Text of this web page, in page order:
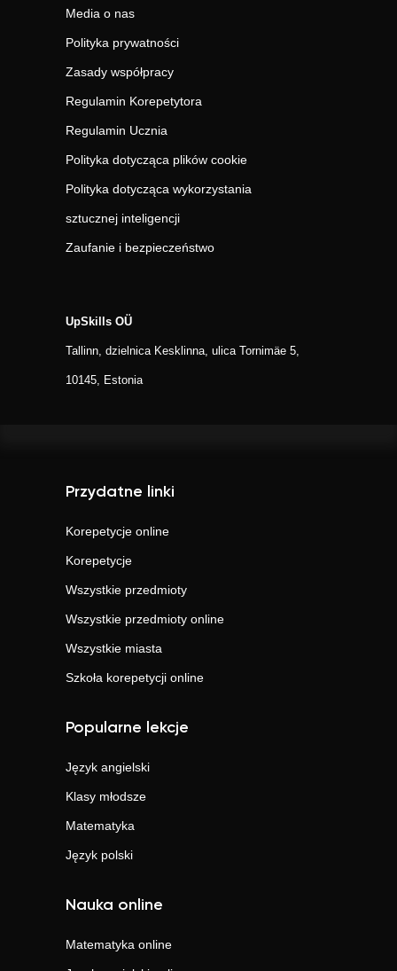
Media o nas
Polityka prywatności
Zasady współpracy
Regulamin Korepetytora
Regulamin Ucznia
Polityka dotycząca plików cookie
Polityka dotycząca wykorzystania
sztucznej inteligencji
Zaufanie i bezpieczeństwo
UpSkills OÜ
Tallinn, dzielnica Kesklinna, ulica Tornimäe 5,
10145, Estonia
Przydatne linki
Korepetycje online
Korepetycje
Wszystkie przedmioty
Wszystkie przedmioty online
Wszystkie miasta
Szkoła korepetycji online
Popularne lekcje
Język angielski
Klasy młodsze
Matematyka
Język polski
Nauka online
Matematyka online